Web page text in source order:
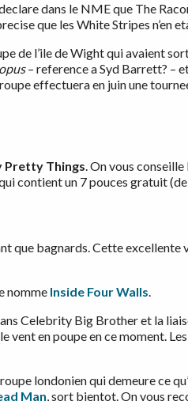
dans le NME que The
que les White Stripes n’en
de l’ile de Wight qui avaient
– reference a Syd Barrett? –
effectuera en juin une
Pretty Things. On vous conseille
contient un 7 pouces gratuit
que bagnards. Cette excellente
nomme Inside Four Walls.
Celebrity Big Brother et la
vent en poupe en ce moment.
londonien qui demeure ce
Man, sort bientot. On vous